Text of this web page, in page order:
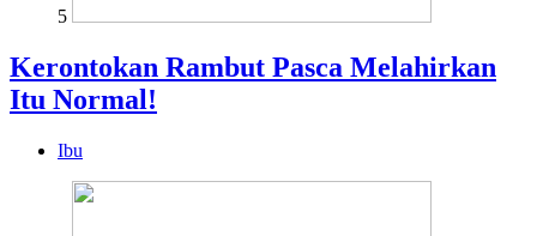
5
Kerontokan Rambut Pasca Melahirkan
Itu Normal!
Ibu